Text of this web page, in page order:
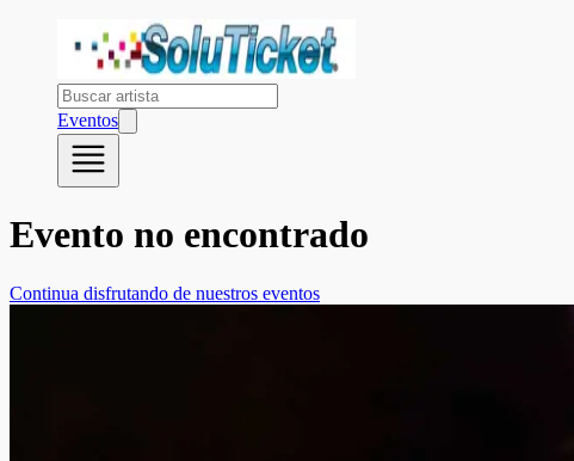
Eventos
Evento no encontrado
Continua disfrutando de nuestros eventos